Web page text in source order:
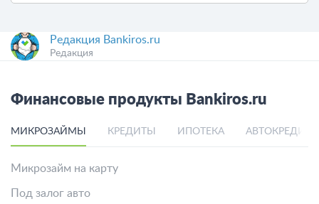
Редакция Bankiros.ru
Редакция
Финансовые продукты Bankiros.ru
МИКРОЗАЙМЫ КРЕДИТЫ ИПОТЕКА
Микрозайм на карту
Под залог авто